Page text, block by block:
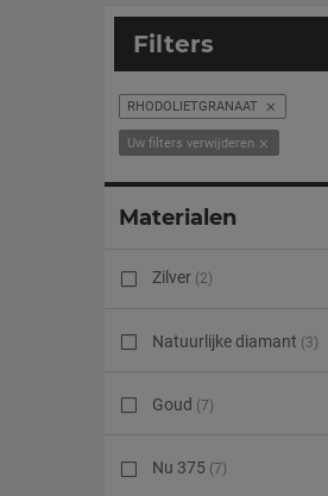
Filters
RHODOLIETGRANAAT
Uw filters verwijderen
Materialen
Zilver (2)
Natuurlijke diamant (3)
Goud (7)
Nu 375 (7)